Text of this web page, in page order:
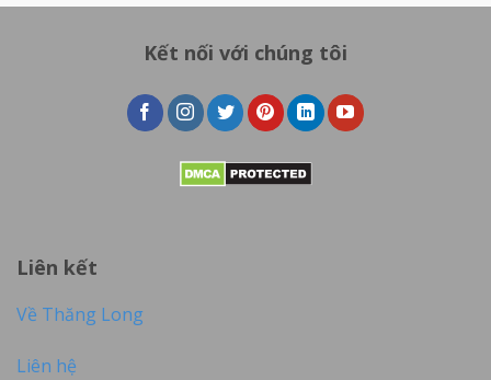
Kết nối với chúng tôi
Liên kết
Về Thăng Long
Liên hệ